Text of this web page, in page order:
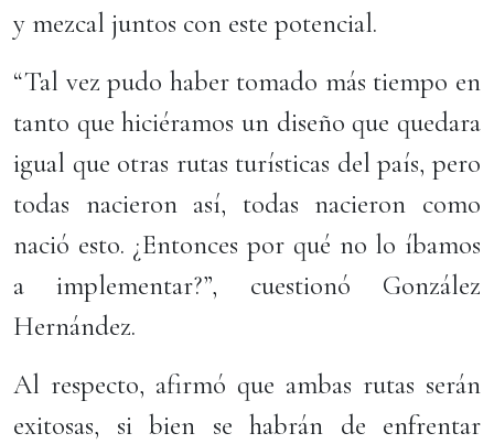
y mezcal juntos con este potencial.
“Tal vez pudo haber tomado más tiempo en
tanto que hiciéramos un diseño que quedara
igual que otras rutas turísticas del país, pero
todas nacieron así, todas nacieron como
nació esto. ¿Entonces por qué no lo íbamos
a implementar?”, cuestionó González
Hernández.
Al respecto, afirmó que ambas rutas serán
exitosas, si bien se habrán de enfrentar